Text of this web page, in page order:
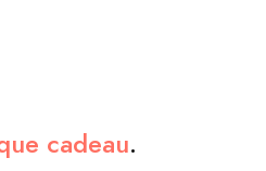
cadeau.